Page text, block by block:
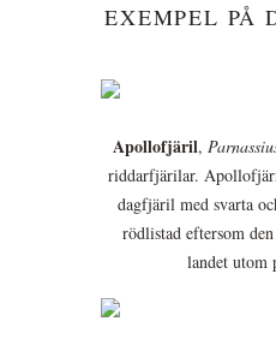
EXEMPEL PÅ
Apollofjäril,
riddarfjärilar.
dagfjäril med svarta
rödlistad eftersom
landet utom